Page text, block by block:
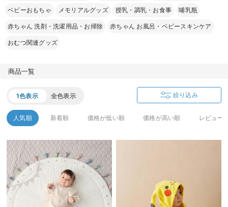
便利な育児家電
Gift Selection 出産祝い
保育園・入園準備特集
デロンギ
ベビーおもちゃ メモリアルグッズ 授乳・調乳・お食事 哺乳瓶
赤ちゃん 洗剤・洗濯用品・お掃除 赤ちゃん お風呂・ベビースキンケア
おむつ関連グッズ
商品一覧
1色表示 全色表示 絞り込み
人気順 新着順 価格が低い順 価格が高い順 レビュー